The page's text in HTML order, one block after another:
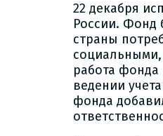
22 декабря
России. Фонд
страны
работа
ведении
фонда